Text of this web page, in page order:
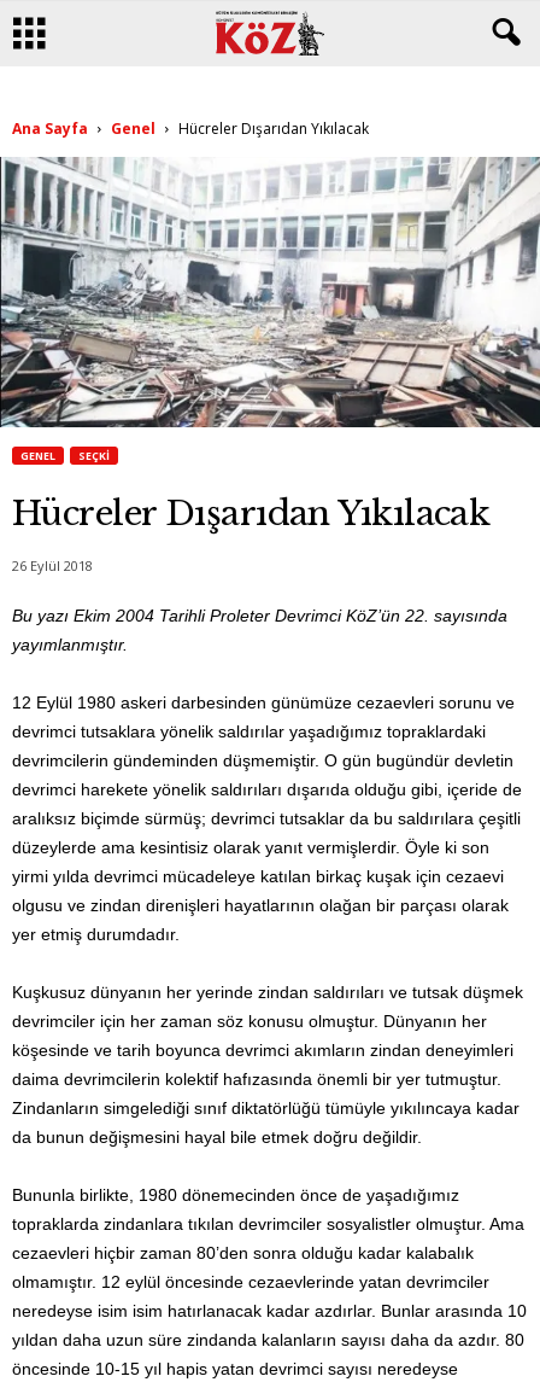
Ana Sayfa Genel Hücreler Dışarıdan Yıkılacak
GENEL SEÇKI
Hücreler Dışarıdan Yıkılacak
26 Eylül 2018
Bu yazı Ekim 2004 Tarihli Proleter Devrimci KöZ’ün 22. sayısında
yayımlanmıştır.
12 Eylül 1980 askeri darbesinden günümüze cezaevleri sorunu ve
devrimci tutsaklara yönelik saldırılar yaşadığımız topraklardaki
devrimcilerin gündeminden düşmemiştir. O gün bugündür devletin
devrimci harekete yönelik saldırıları dışarıda olduğu gibi, içeride de
aralıksız biçimde sürmüş; devrimci tutsaklar da bu saldırılara çeşitli
düzeylerde ama kesintisiz olarak yanıt vermişlerdir. Öyle ki son
yirmi yılda devrimci mücadeleye katılan birkaç kuşak için cezaevi
olgusu ve zindan direnişleri hayatlarının olağan bir parçası olarak
yer etmiş durumdadır.
Kuşkusuz dünyanın her yerinde zindan saldırıları ve tutsak düşmek
devrimciler için her zaman söz konusu olmuştur. Dünyanın her
köşesinde ve tarih boyunca devrimci akımların zindan deneyimleri
daima devrimcilerin kolektif hafızasında önemli bir yer tutmuştur.
Zindanların simgelediği sınıf diktatörlüğü tümüyle yıkılıncaya kadar
da bunun değişmesini hayal bile etmek doğru değildir.
Bununla birlikte, 1980 dönemecinden önce de yaşadığımız
topraklarda zindanlara tıkılan devrimciler sosyalistler olmuştur. Ama
cezaevleri hiçbir zaman 80’den sonra olduğu kadar kalabalık
olmamıştır. 12 eylül öncesinde cezaevlerinde yatan devrimciler
neredeyse isim isim hatırlanacak kadar azdırlar. Bunlar arasında 10
yıldan daha uzun süre zindanda kalanların sayısı daha da azdır. 80
öncesinde 10-15 yıl hapis yatan devrimci sayısı neredeyse